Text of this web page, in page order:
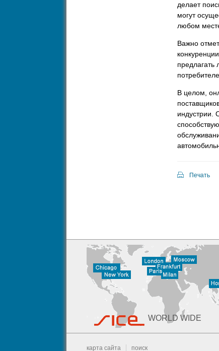
делает
могут
любом
Важно
предлагать
В целом,
индустрии.
Печать
WORLD WIDE
карта сайта поиск